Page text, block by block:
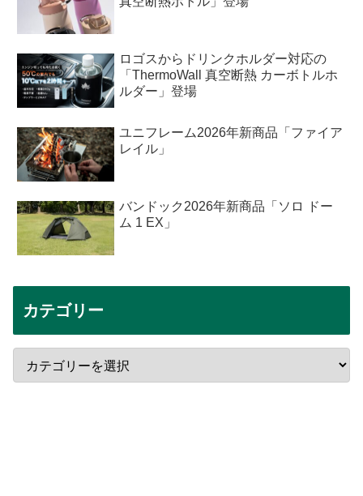
ロゴスからドリンクホルダー対応の
「ThermoWall 真空断熱 カーボトルホ
ルダー」登場
ユニフレーム2026年新商品「ファイア
レイル」
バンドック2026年新商品「ソロ ドー
ム 1 EX」
カテゴリー